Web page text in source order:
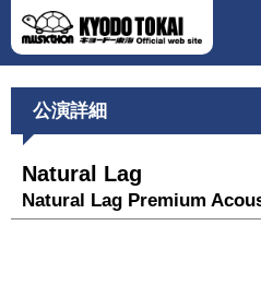
公演詳細
Natural Lag
Natural Lag Premium